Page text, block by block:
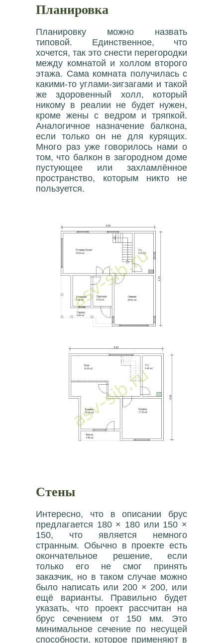
Планировка
Планировку можно назвать
типовой. Единственное, что
хочется, так это снести перегородки
между комнатой и холлом второго
этажа. Сама комната получилась с
какими-то углами-зигзагами и такой
же здоровенный холл, который
никому в реалии не будет нужен,
кроме жены с ведром и тряпкой.
Аналогичное назначение балкона,
если только он не для курящих.
Много раз уже говорилось нами о
том, что балкон в загородном доме
пустующее или захламлённое
пространство, которым никто не
пользуется.
Стены
Интересно, что в описании брус
предлагается 180 × 180 или 150 ×
150, что является немного
странным. Обычно в проекте есть
окончательное решение, если
только его не смог принять
заказчик, но в таком случае можно
было написать или 200 × 200, или
ещё варианты. Правильно будет
указать, что проект рассчитан на
брус сечением от 150 мм. Это
минимальное сечение по несущей
способности, которое применяют в